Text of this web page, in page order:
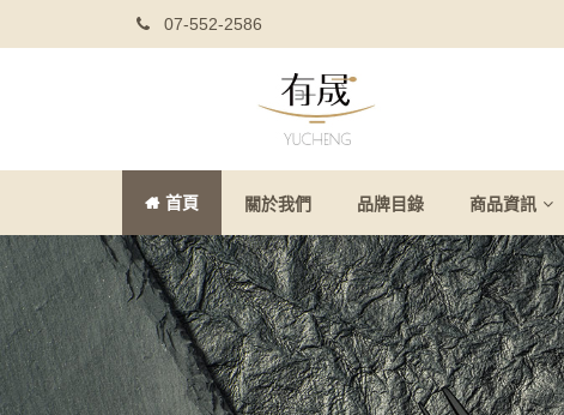
07-552-2586
首頁 關於我們 品牌目錄 商品資訊